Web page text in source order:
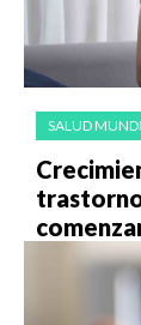
SALUD